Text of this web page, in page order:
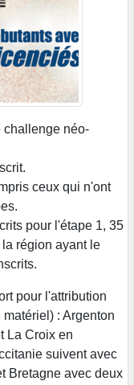
challenge néo-
ceux qui n'ont
pour l'étape 1, 35
région ayant le
pour l'attribution
: Argenton
La Croix en
suivent avec
Bretagne avec deux